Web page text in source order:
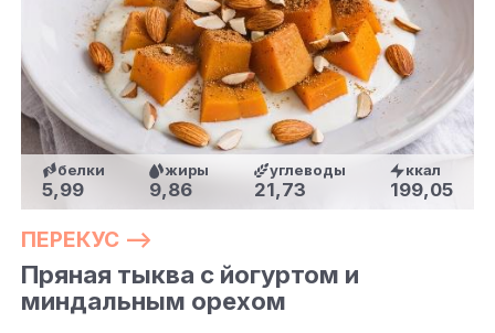
белки
5,99
жиры
9,86
углеводы
21,73
ккал
199,05
ПЕРЕКУС —>
Пряная тыква с йогуртом и
миндальным орехом